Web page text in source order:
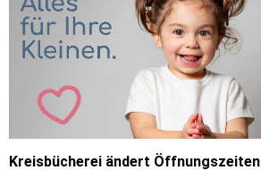
Kreisbücherei ändert Öffnungszeiten